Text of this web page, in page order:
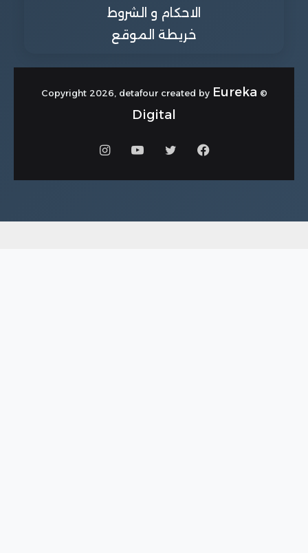
الاحكام و الشروط
خريطة الموقع
© Copyright 2026, detafour created by
Eureka
Digital
فيسبوكتويتر يوتيوبانستقرام